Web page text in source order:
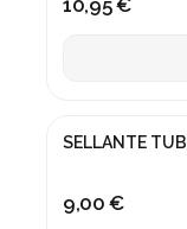
10,95 €
SELLANTE
9,00 €